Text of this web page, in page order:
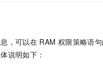
，可以在 RAM 权限策略语
说明如下：
个人版上线、团队版降价；千问3.8-Max首发发尝鲜
大模型服务平台百炼-
丰富多元化的应用模版
）
OA 办公系统